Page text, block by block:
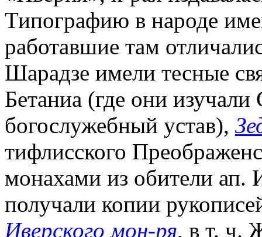
Типографию в народе
работавшие там
Шарадзе имели тесные
Бетаниа (где они
богослужебный устав),
тифлисского
монахами из обители ап.
получали копии
Иверского мон-ря, в т. ч.